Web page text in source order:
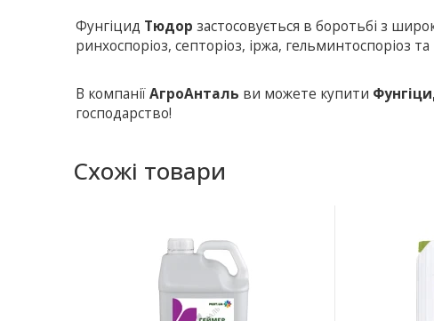
Фунгіцид Тюдорзастосовується в боротьбі з
ринхоспоріоз, септоріоз, іржа, гельминтоспоріоз
В компаніїАгроАнталь ви можете купити
господарство!
Схожі товари